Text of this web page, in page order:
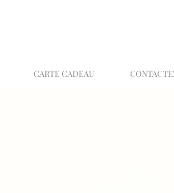
CARTE CADEAU